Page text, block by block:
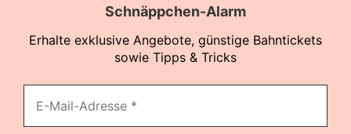
Schnäppchen-Alarm
Erhalte exklusive Angebote, günstige Bahntickets
sowie Tipps & Tricks